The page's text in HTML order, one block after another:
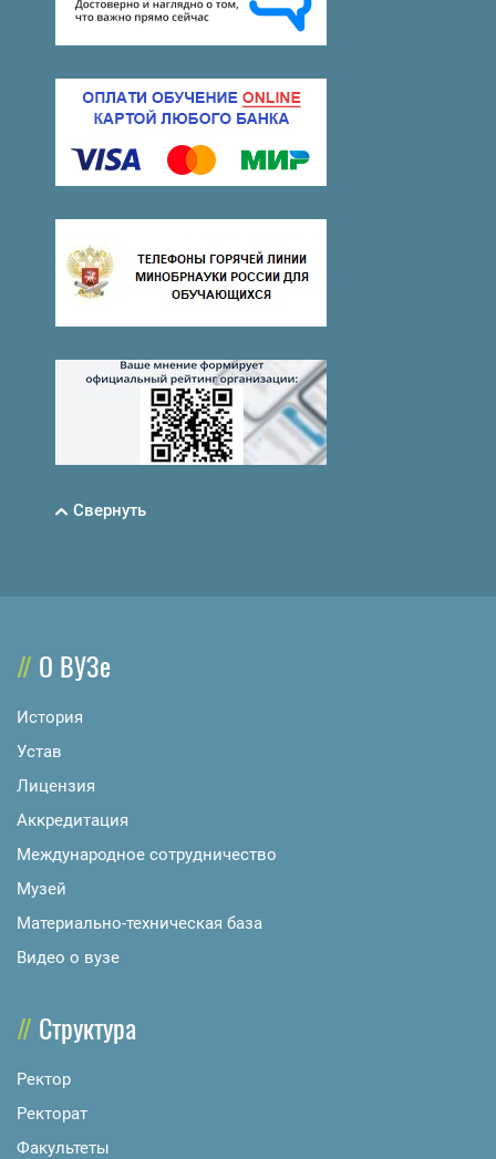
Свернуть
О ВУЗе
История
Устав
Лицензия
Аккредитация
Международное сотрудничество
Музей
Материально-техническая база
Видео о вузе
Структура
Ректор
Ректорат
Факультеты